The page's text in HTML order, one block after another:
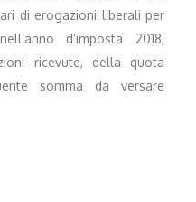
di erogazioni liberali per
d’imposta 2018,
ricevute, della quota
somma da versare